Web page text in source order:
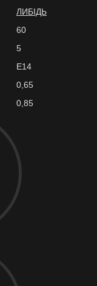
ЛИБІДЬ
60
5
E14
0,65
0,85